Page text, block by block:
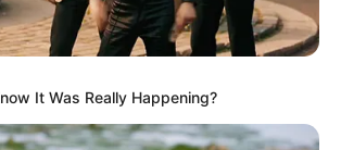
It Was Really Happening?